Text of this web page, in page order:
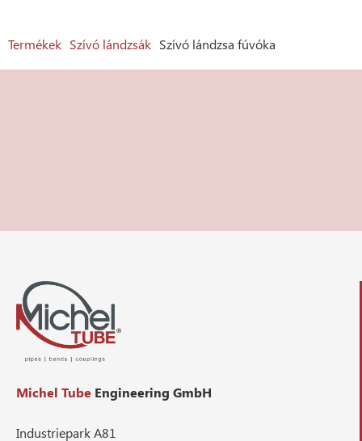
Termékek Szívó lándzsák Szívó lándzsa fúvóka
Michel Tube Engineering GmbH
Industriepark A81